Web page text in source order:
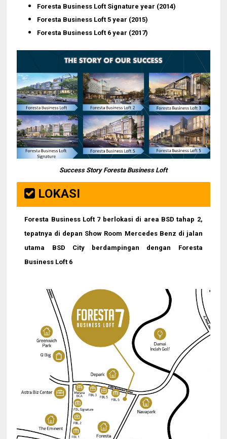
Foresta Business Loft Signatureyear (2014)
Foresta Business Loft 5year (2015)
Foresta Business Loft 6year (2017)
Success Story Foresta Business Loft
LOKASI
Foresta Business Loft 7 berlokasi di area BSD tahap 2,
tepatnya di depan Show Room Mercedes Benz di jalan
utama BSD City berdampingan dengan Foresta
Business Loft 6